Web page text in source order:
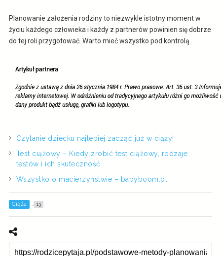
Planowanie założenia rodziny to niezwykle istotny moment w
życiu każdego człowieka i każdy z partnerów powinien się dobrze
do tej roli przygotować. Warto mieć wszystko pod kontrolą.
Czytanie dziecku najlepiej zacząć już w ciąży!
Test ciążowy – Kiedy zrobić test ciążowy, rodzaje
testów i ich skuteczność
Wszystko o macierzyństwie – babyboom.pl
Ciąża 13